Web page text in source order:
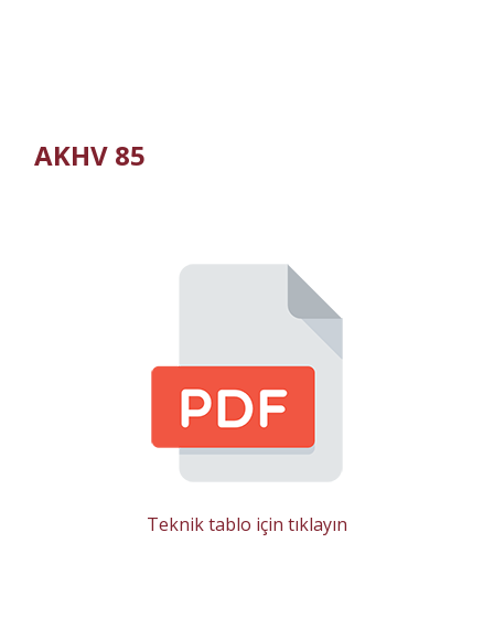
AKHV 85
Teknik tablo için tıklayın